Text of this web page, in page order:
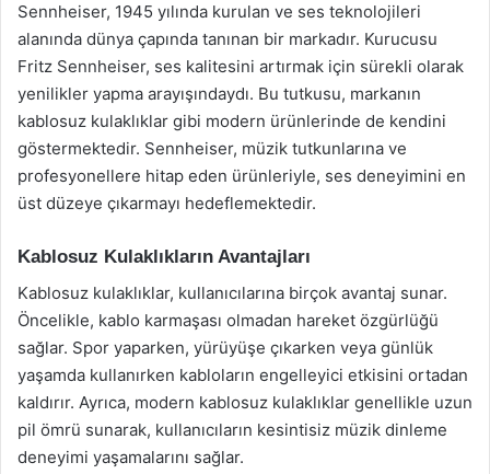
Sennheiser, 1945 yılında kurulan ve ses teknolojileri
alanında dünya çapında tanınan bir markadır. Kurucusu
Fritz Sennheiser, ses kalitesini artırmak için sürekli olarak
yenilikler yapma arayışındaydı. Bu tutkusu, markanın
kablosuz kulaklıklar gibi modern ürünlerinde de kendini
göstermektedir. Sennheiser, müzik tutkunlarına ve
profesyonellere hitap eden ürünleriyle, ses deneyimini en
üst düzeye çıkarmayı hedeflemektedir.
Kablosuz Kulaklıkların Avantajları
Kablosuz kulaklıklar, kullanıcılarına birçok avantaj sunar.
Öncelikle, kablo karmaşası olmadan hareket özgürlüğü
sağlar. Spor yaparken, yürüyüşe çıkarken veya günlük
yaşamda kullanırken kabloların engelleyici etkisini ortadan
kaldırır. Ayrıca, modern kablosuz kulaklıklar genellikle uzun
pil ömrü sunarak, kullanıcıların kesintisiz müzik dinleme
deneyimi yaşamalarını sağlar.